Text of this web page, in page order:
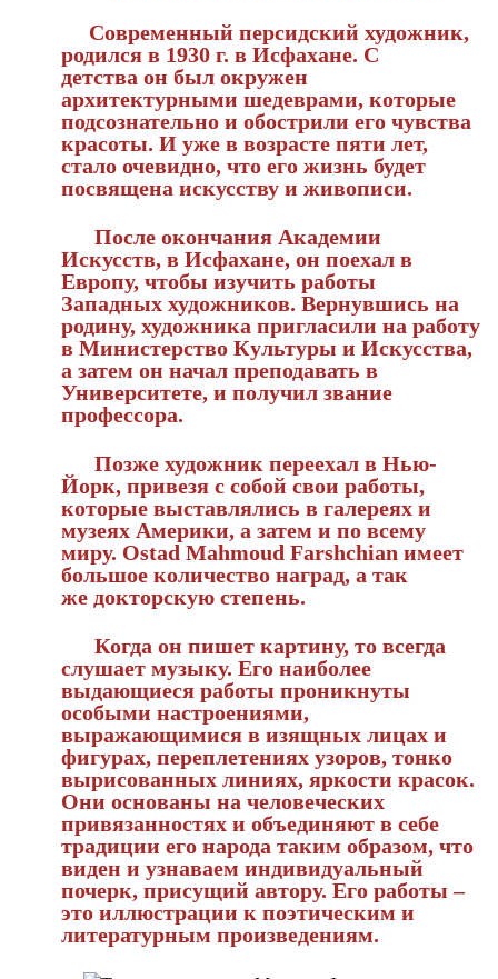
Современный персидский художник,
родился в 1930 г. в Исфахане. С
детства он был окружен
архитектурными шедеврами, которые
подсознательно и обострили его чувства
красоты. И уже в возрасте пяти лет,
стало очевидно, что его жизнь будет
посвящена искусству и живописи.
После окончания Академии
Искусств, в Исфахане, он поехал в
Европу, чтобы изучить работы
Западных художников. Вернувшись на
родину, художника пригласили на работу
в Министерство Культуры и Искусства,
а затем он начал преподавать в
Университете, и получил звание
профессора.
Позже художник переехал в Нью-
Йорк, привезя с собой свои работы,
которые выставлялись в галереях и
музеях Америки, а затем и по всему
миру. Ostad Mahmoud Farshchian имеет
большое количество наград, а так
же докторскую степень.
Когда он пишет картину, то всегда
слушает музыку. Его наиболее
выдающиеся работы проникнуты
особыми настроениями,
выражающимися в изящных лицах и
фигурах, переплетениях узоров, тонко
вырисованных линиях, яркости красок.
Они основаны на человеческих
привязанностях и объединяют в себе
традиции его народа таким образом, что
виден и узнаваем индивидуальный
почерк, присущий автору. Его работы –
это иллюстрации к поэтическим и
литературным произведениям.